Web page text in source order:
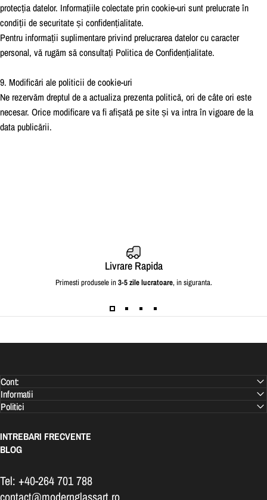
protecția datelor. Informațiile colectate prin cookie-uri sunt prelucrate în
condiții de securitate și confidențialitate.
Pentru informații suplimentare privind prelucrarea datelor cu caracter
personal, vă rugăm să consultați Politica de Confidențialitate.
9. Modificări ale politicii de cookie-uri
Ne rezervăm dreptul de a actualiza prezenta politică, ori de câte ori este
necesar. Orice modificare va fi afișată pe site și va intra în vigoare de la
data publicării.
Livrare Rapida
Primesti produsele in3-5 zile lucratoare, in siguranta.
Cont:
Informatii
Politici
INTREBARI FRECVENTE
BLOG
Tel: +40-264 701 788
contact@modernglassart.ro